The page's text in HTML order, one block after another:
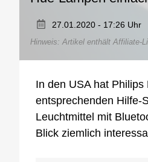
27.01.2020 - 17:26 Uhr
Hinweis: Artikel enthält Affiliate-
In den USA hat
entsprechenden Hilfe-
Leuchtmittel mit
Blick ziemlich